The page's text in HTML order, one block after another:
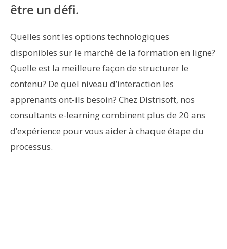
être un défi.
Quelles sont les options technologiques
disponibles sur le marché de la formation en ligne?
Quelle est la meilleure façon de structurer le
contenu? De quel niveau d’interaction les
apprenants ont-ils besoin? Chez Distrisoft, nos
consultants e-learning combinent plus de 20 ans
d’expérience pour vous aider à chaque étape du
processus.